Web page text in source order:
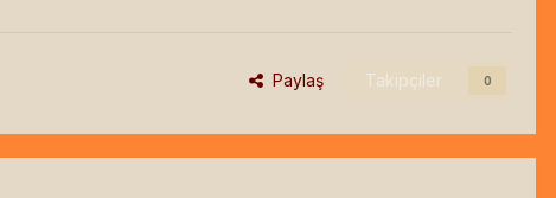
Paylaş Takipçiler 0